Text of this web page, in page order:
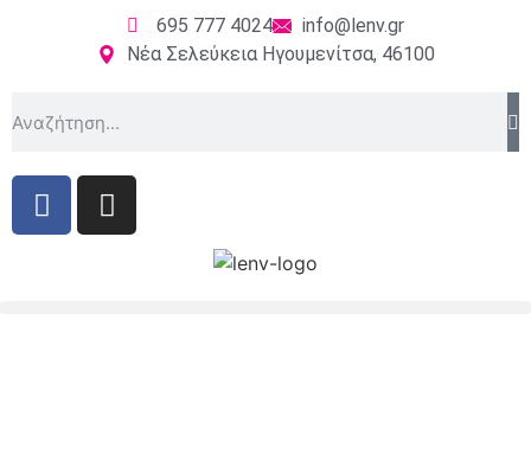
695 777 4024
info@lenv.gr
Νέα Σελεύκεια Ηγουμενίτσα, 46100